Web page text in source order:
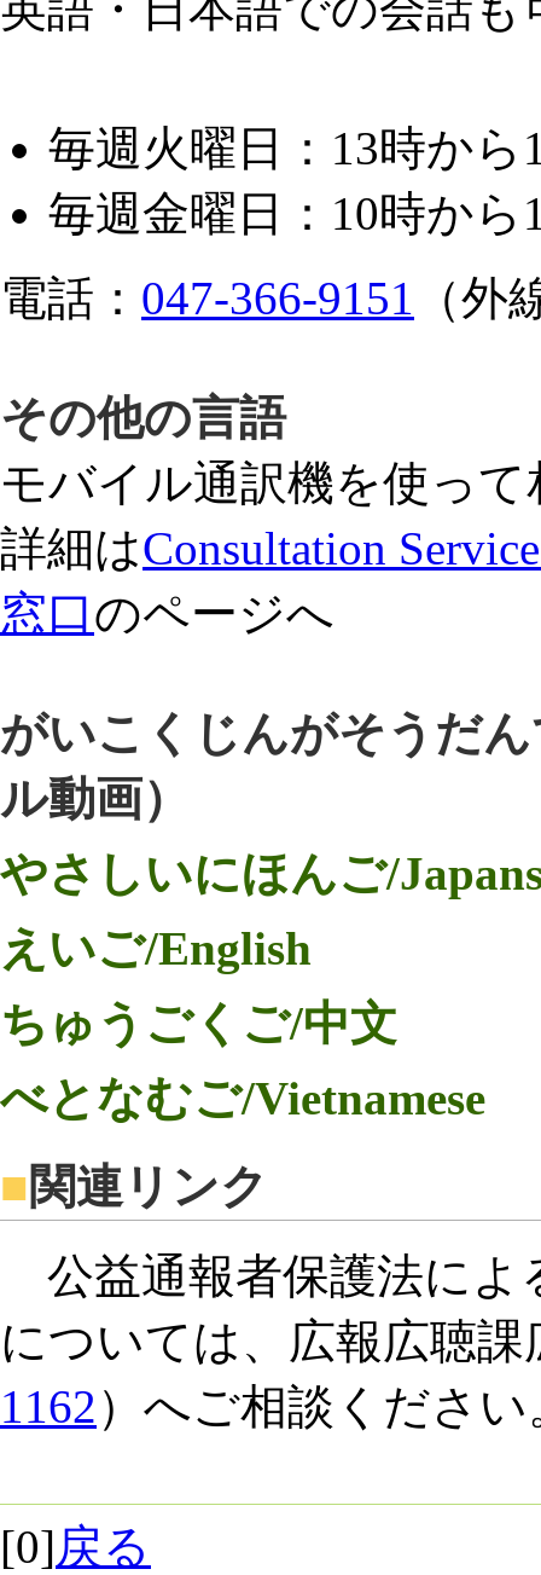
毎週火曜日：13時から
毎週金曜日：10時から
電話： 047-366-9151 （外
その他の言語
モバイル通訳機を使っ
詳細はConsultation
窓口のページへ
がいこくじんがそうだ
ル動画）
やさしいにほんご/
えいご/English
ちゅうごくご/中文
べとなむご/Vietnamese
■関連リンク
公益通報者保護法によ
については、広報広聴
1162）へご相談ください
[0]戻る